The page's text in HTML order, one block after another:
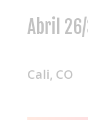
Abril
Cali, CO